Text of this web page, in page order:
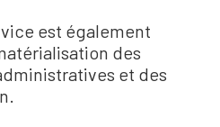
est également
des
et des